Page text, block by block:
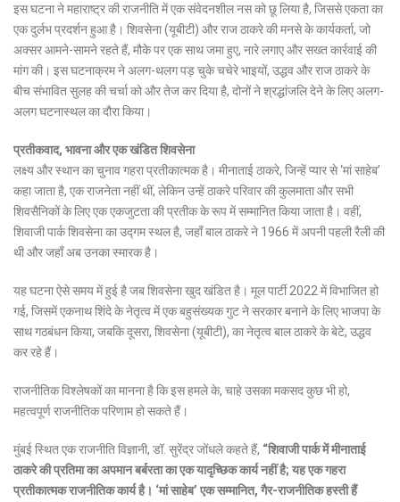
इस घटना ने महाराष्ट्र की राजनीति में एक संवेदनशील नस को छू लिया है, जिससे एकता का
एक दुर्लभ प्रदर्शन हुआ है। शिवसेना (यूबीटी) और राज ठाकरे की मनसे के कार्यकर्ता, जो
अक्सर आमने-सामने रहते हैं, मौके पर एक साथ जमा हुए, नारे लगाए और सख्त कार्रवाई की
मांग की। इस घटनाक्रम ने अलग-थलग पड़ चुके चचेरे भाइयों, उद्धव और राज ठाकरे के
बीच संभावित सुलह की चर्चा को और तेज कर दिया है, दोनों ने श्रद्धांजलि देने के लिए अलग-
अलग घटनास्थल का दौरा किया।
प्रतीकवाद, भावना और एक खंडित शिवसेना
लक्ष्य और स्थान का चुनाव गहरा प्रतीकात्मक है। मीनाताई ठाकरे, जिन्हें प्यार से ‘मां साहेब’
कहा जाता है, एक राजनेता नहीं थीं, लेकिन उन्हें ठाकरे परिवार की कुलमाता और सभी
शिवसैनिकों के लिए एक एकजुटता की प्रतीक के रूप में सम्मानित किया जाता है। वहीं,
शिवाजी पार्क शिवसेना का उद्गम स्थल है, जहाँ बाल ठाकरे ने 1966 में अपनी पहली रैली की
थी और जहाँ अब उनका स्मारक है।
यह घटना ऐसे समय में हुई है जब शिवसेना खुद खंडित है। मूल पार्टी 2022 में विभाजित हो
गई, जिसमें एकनाथ शिंदे के नेतृत्व में एक बहुसंख्यक गुट ने सरकार बनाने के लिए भाजपा के
साथ गठबंधन किया, जबकि दूसरा, शिवसेना (यूबीटी), का नेतृत्व बाल ठाकरे के बेटे, उद्धव
कर रहे हैं।
राजनीतिक विश्लेषकों का मानना ​​है कि इस हमले के, चाहे उसका मकसद कुछ भी हो,
महत्वपूर्ण राजनीतिक परिणाम हो सकते हैं।
मुंबई स्थित एक राजनीति विज्ञानी, डॉ. सुरेंद्र जोंधले कहते हैं, “शिवाजी पार्क में मीनाताई
ठाकरे की प्रतिमा का अपमान बर्बरता का एक यादृच्छिक कार्य नहीं है; यह एक गहरा
प्रतीकात्मक राजनीतिक कार्य है। ‘मां साहेब’ एक सम्मानित, गैर-राजनीतिक हस्ती हैं